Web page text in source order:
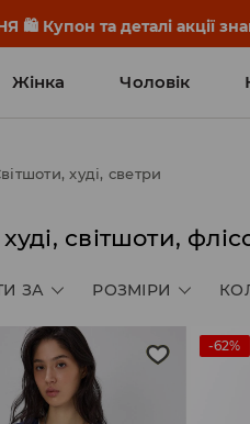
Купон та деталі акції
Жінка Чоловік
xуді, светри
світшоти,
ЗА РОЗМІРИ
-62%